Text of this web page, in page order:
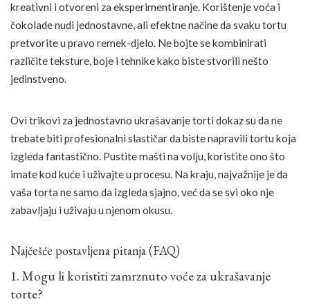
kreativni i otvoreni za eksperimentiranje. Korištenje voća i
čokolade nudi jednostavne, ali efektne načine da svaku tortu
pretvorite u pravo remek-djelo. Ne bojte se kombinirati
različite teksture, boje i tehnike kako biste stvorili nešto
jedinstveno.
Ovi trikovi za jednostavno ukrašavanje torti dokaz su da ne
trebate biti profesionalni slastičar da biste napravili tortu koja
izgleda fantastično. Pustite mašti na volju, koristite ono što
imate kod kuće i uživajte u procesu. Na kraju, najvažnije je da
vaša torta ne samo da izgleda sjajno, već da se svi oko nje
zabavljaju i uživaju u njenom okusu.
Najčešće postavljena pitanja (FAQ)
1. Mogu li koristiti zamrznuto voće za ukrašavanje
torte?